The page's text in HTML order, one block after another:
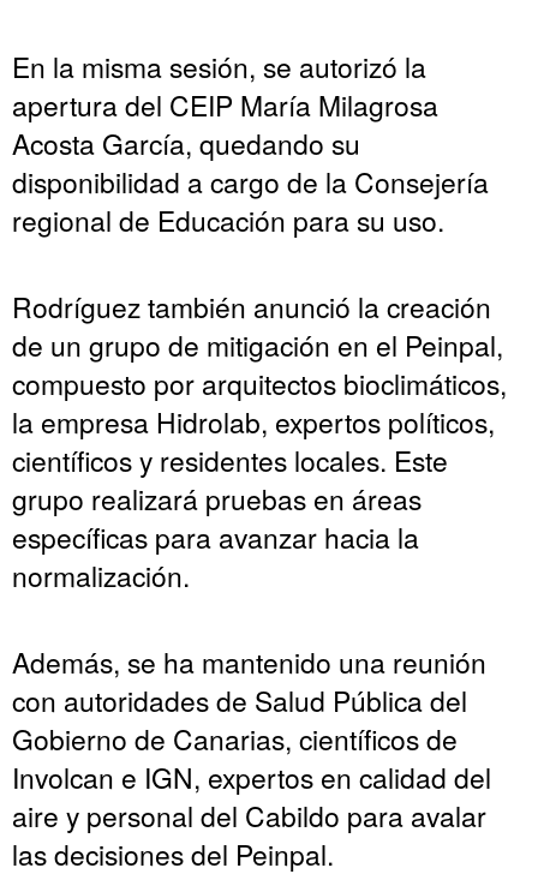
En la misma sesión, se autorizó la
apertura del CEIP María Milagrosa
Acosta García, quedando su
disponibilidad a cargo de la Consejería
regional de Educación para su uso.
Rodríguez también anunció la creación
de un grupo de mitigación en el Peinpal,
compuesto por arquitectos bioclimáticos,
la empresa Hidrolab, expertos políticos,
científicos y residentes locales. Este
grupo realizará pruebas en áreas
específicas para avanzar hacia la
normalización.
Además, se ha mantenido una reunión
con autoridades de Salud Pública del
Gobierno de Canarias, científicos de
Involcan e IGN, expertos en calidad del
aire y personal del Cabildo para avalar
las decisiones del Peinpal.